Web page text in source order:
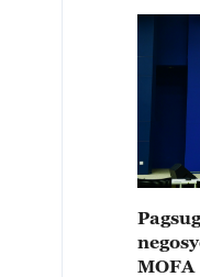
MOFA